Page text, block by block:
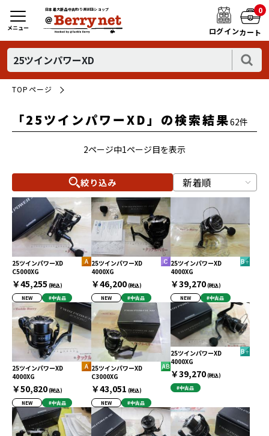
日本最大新品中古釣り具WEBショップ
ログイン
0
カート
メニュー
TOPページ
「25ツインパワーXD」の検索結果62件
2ページ中1ページ目を表示
絞り込み
25ツインパワーXD
C5000XG
￥45,255 (税込)
NEW
#中古品
25ツインパワーXD
4000XG
￥46,200(税込)
NEW
#中古品
25ツインパワーXD
4000XG
￥39,270(税込)
NEW
#中古品
25ツインパワーXD
4000XG
￥50,820(税込)
NEW
#中古品
25ツインパワーXD
C3000XG
￥43,051 (税込)
NEW
#中古品
25ツインパワーXD
4000XG
￥39,270(税込)
#中古品